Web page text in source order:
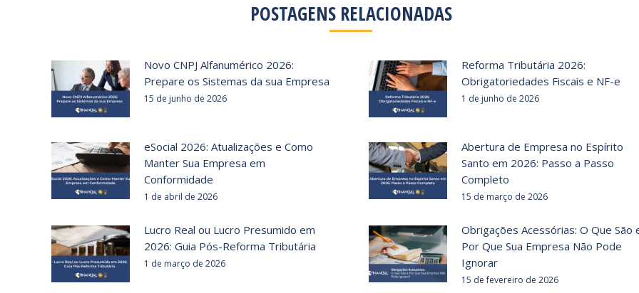
POSTAGENS RELACIONADAS
Novo CNPJ Alfanumérico 2026:
Prepare os Sistemas da sua Empresa
15 de junho de 2026
Reforma Tributária 2026:
Obrigatoriedades Fiscais e NF-e
1 de junho de 2026
eSocial 2026: Atualizações e Como
Manter Sua Empresa em
Conformidade
1 de abril de 2026
Abertura de Empresa no Espírito
Santo em 2026: Passo a Passo
Completo
15 de março de 2026
Lucro Real ou Lucro Presumido em
2026: Guia Pós-Reforma Tributária
1 de março de 2026
Obrigações Acessórias: O Que São
Por Que Sua Empresa Não Pode
Ignorar
15 de fevereiro de 2026